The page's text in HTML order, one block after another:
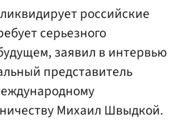
российские
серьезного
заявил в интервью
представитель
Михаил Швыдкой.